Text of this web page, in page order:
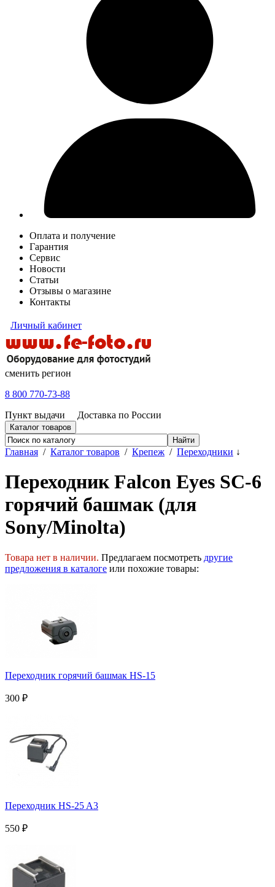
Оплата и получение
Гарантия
Сервис
Новости
Статьи
Отзывы о магазине
Контакты
Личный кабинет
сменить регион
8 800 770-73-88
Пункт выдачи
Доставка по России
Каталог товаров
Главная / Каталог товаров / Крепеж / Переходники ↓
Переходник Falcon Eyes SC-6
горячий башмак (для
Sony/Minolta)
Товара нет в наличии. Предлагаем посмотреть другие
предложения в каталоге или похожие товары:
Переходник горячий башмак HS-15
300 ₽
Переходник HS-25 A3
550 ₽